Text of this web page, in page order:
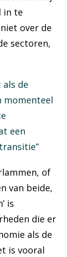
in te
over de
sectoren,
de
momenteel
een
of
van beide,
is
die er
als de
is vooral